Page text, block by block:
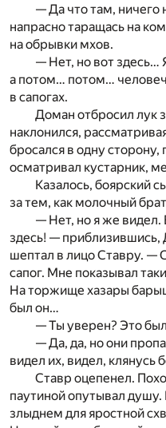
— Да что там, ничего
напрасно таращась на
на обрывки мхов.
— Нет, но вот
а потом… потом…
в сапогах.
Доман отбросил лук
наклонился,
бросался в одну
осматривал кустарник,
Казалось, боярский
за тем, как молочный
— Нет, но я же видел.
здесь! —
шептал в лицо Ставру. —
сапог. Мне показывал
На торжище хазары
был он…
— Ты уверен? Это
— Да, да, но они
видел их, видел,
Ставр оцепенел.
паутиной опутывал
злыднем для яростной